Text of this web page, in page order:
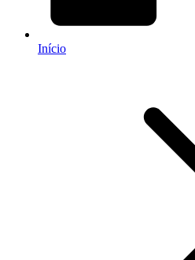
Início